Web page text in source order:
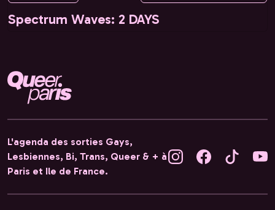
Spectrum Waves: 2 DAYS
L'agenda des sorties Gays,
Lesbiennes, Bi, Trans, Queer & + à
Paris et Ile de France.